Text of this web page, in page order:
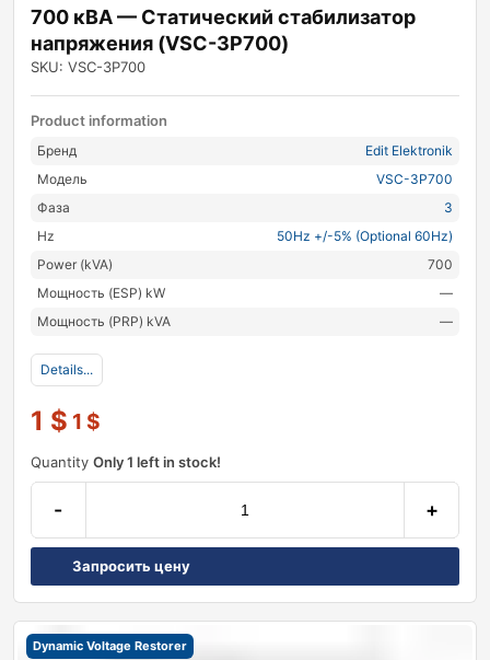
700 кВА — Статический стабилизатор
напряжения (VSC-3P700)
SKU: VSC-3P700
Product information
Бренд
Edit Elektronik
Модель
VSC-3P700
Фаза
3
Hz
50Hz +/-5% (Optional 60Hz)
Power (kVA)
700
Мощность (ESP) kW
—
Мощность (PRP) kVA
—
Details...
1 $ 1 $
Quantity Only 1 left in stock!
- +
Запросить цену
Dynamic Voltage Restorer